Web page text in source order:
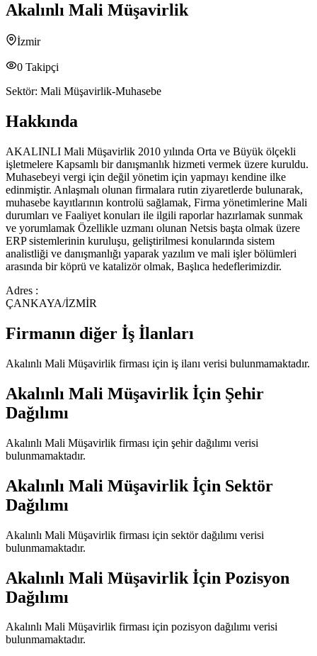
Akalınlı Mali Müşavirlik
İzmir
0 Takipçi
Sektör: Mali Müşavirlik-Muhasebe
Hakkında
AKALINLI Mali Müşavirlik 2010 yılında Orta ve Büyük ölçekli
işletmelere Kapsamlı bir danışmanlık hizmeti vermek üzere kuruldu.
Muhasebeyi vergi için değil yönetim için yapmayı kendine ilke
edinmiştir. Anlaşmalı olunan firmalara rutin ziyaretlerde bulunarak,
muhasebe kayıtlarının kontrolü sağlamak, Firma yönetimlerine Mali
durumları ve Faaliyet konuları ile ilgili raporlar hazırlamak sunmak
ve yorumlamak Özellikle uzmanı olunan Netsis başta olmak üzere
ERP sistemlerinin kuruluşu, geliştirilmesi konularında sistem
analistliği ve danışmanlığı yaparak yazılım ve mali işler bölümleri
arasında bir köprü ve katalizör olmak, Başlıca hedeflerimizdir.
Adres :
ÇANKAYA/İZMİR
Firmanın diğer İş İlanları
Akalınlı Mali Müşavirlik firması için iş ilanı verisi bulunmamaktadır.
Akalınlı Mali Müşavirlik İçin Şehir
Dağılımı
Akalınlı Mali Müşavirlik firması için şehir dağılımı verisi
bulunmamaktadır.
Akalınlı Mali Müşavirlik İçin Sektör
Dağılımı
Akalınlı Mali Müşavirlik firması için sektör dağılımı verisi
bulunmamaktadır.
Akalınlı Mali Müşavirlik İçin Pozisyon
Dağılımı
Akalınlı Mali Müşavirlik firması için pozisyon dağılımı verisi
bulunmamaktadır.